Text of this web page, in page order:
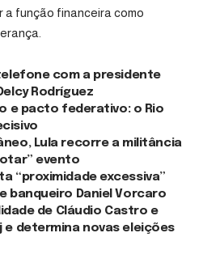
função financeira como
com a presidente
Rodríguez
e pacto federativo: o Rio
Lula recorre a militância
evento
“proximidade excessiva”
banqueiro Daniel Vorcaro
de Cláudio Castro e
e determina novas eleições